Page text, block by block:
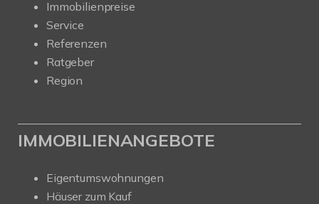
Immobilienpreise
Service
Referenzen
Ratgeber
Region
IMMOBILIENANGEBOTE
Eigentumswohnungen
Häuser zum Kauf